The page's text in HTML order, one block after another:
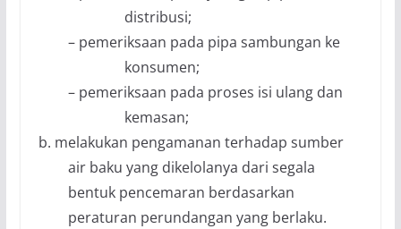
distribusi;
– pemeriksaan pada pipa sambungan ke
konsumen;
– pemeriksaan pada proses isi ulang dan
kemasan;
b. melakukan pengamanan terhadap sumber
air baku yang dikelolanya dari segala
bentuk pencemaran berdasarkan
peraturan perundangan yang berlaku.